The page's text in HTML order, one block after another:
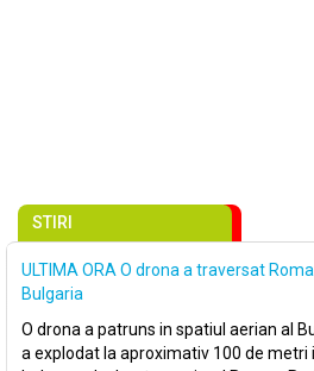
STIRI
ULTIMA ORA O drona a traversat
Bulgaria
O drona a patruns in spatiul aerian al
a explodat la aproximativ 100 de